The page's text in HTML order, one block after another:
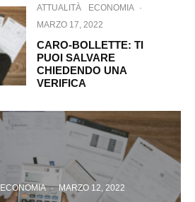
ATTUALITÀ ECONOMIA ·
MARZO 17, 2022
CARO-BOLLETTE: TI
PUOI SALVARE
CHIEDENDO UNA
VERIFICA
ECONOMIA · MARZO 12, 2022